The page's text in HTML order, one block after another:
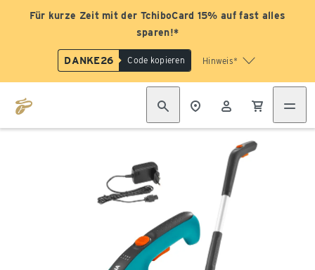
Für kurze Zeit mit der TchiboCard 15% auf fast alles
sparen!*
DANKE26 Code kopieren Hinweis*